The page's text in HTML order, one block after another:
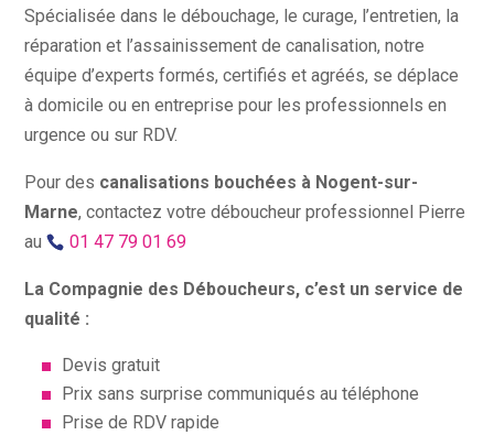
Spécialisée dans le débouchage, le curage, l’entretien, la
réparation et l’assainissement de canalisation, notre
équipe d’experts formés, certifiés et agréés, se déplace
à domicile ou en entreprise pour les professionnels en
urgence ou sur RDV.
Pour des canalisations bouchées à Nogent-sur-
Marne, contactez votre déboucheur professionnel Pierre
au
01 47 79 01 69
La Compagnie des Déboucheurs, c’est un service de
qualité :
Devis gratuit
Prix sans surprise communiqués au téléphone
Prise de RDV rapide